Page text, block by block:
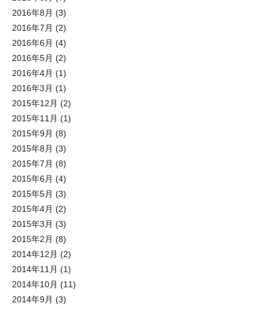
2016年8月 (3)
2016年7月 (2)
2016年6月 (4)
2016年5月 (2)
2016年4月 (1)
2016年3月 (1)
2015年12月 (2)
2015年11月 (1)
2015年9月 (8)
2015年8月 (3)
2015年7月 (8)
2015年6月 (4)
2015年5月 (3)
2015年4月 (2)
2015年3月 (3)
2015年2月 (8)
2014年12月 (2)
2014年11月 (1)
2014年10月 (11)
2014年9月 (3)